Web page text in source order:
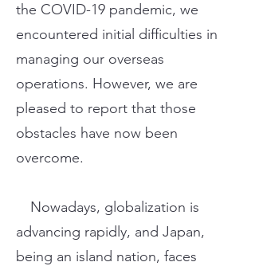
the COVID-19 pandemic, we
encountered initial difficulties in
managing our overseas
operations. However, we are
pleased to report that those
obstacles have now been
overcome.
Nowadays, globalization is
advancing rapidly, and Japan,
being an island nation, faces